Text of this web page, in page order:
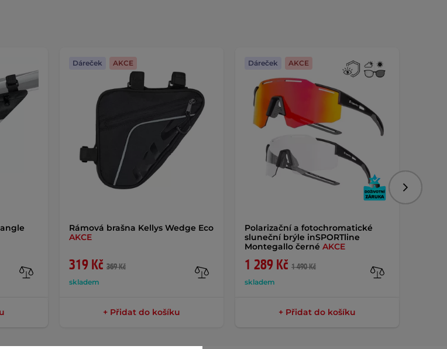
Rámová brašna Kellys Wedge Eco
AKCE
319 Kč 369 Kč
skladem
Dáreček AKCE
+ Přidat do košíku
Polarizační a fotochromatické
sluneční brýle inSPORTline
Montegallo černé AKCE
1 289 Kč 1 490 Kč
skladem
Dáreček AKCE
+ Přidat do košíku